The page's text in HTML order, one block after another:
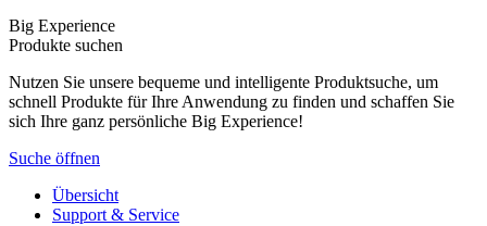
Big Experience
Produkte suchen
Nutzen Sie unsere bequeme und intelligente Produktsuche, um
schnell Produkte für Ihre Anwendung zu finden und schaffen Sie
sich Ihre ganz persönliche Big Experience!
Suche öffnen
Übersicht
Support & Service